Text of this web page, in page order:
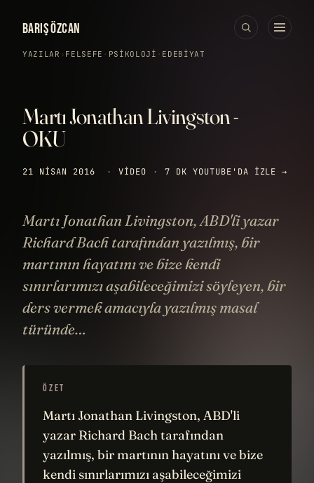
BARIŞ ÖZCAN
YAZILAR › FELSEFE · PSIKOLOJI · EDEBIYAT
Martı Jonathan Livingston -
OKU
21 NISAN 2016 · VIDEO · 7 DK YOUTUBE'DA IZLE →
Martı Jonathan Livingston, ABD'li yazar
Richard Bach tarafından yazılmış, bir
martının hayatını ve bize kendi
sınırlarımızı aşabileceğimizi söyleyen, bir
ders vermek amacıyla yazılmış masal
türünde…
ÖZET
Martı Jonathan Livingston, ABD'li
yazar Richard Bach tarafından
yazılmış, bir martının hayatını ve bize
kendi sınırlarımızı aşabileceğimizi